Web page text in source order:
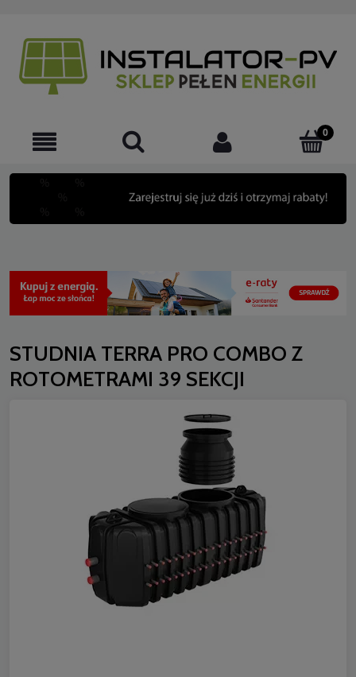
STUDNIA TERRA PRO COMBO Z
ROTOMETRAMI 39 SEKCJI